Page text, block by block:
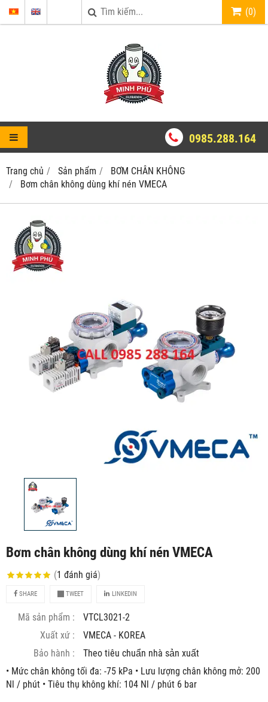
(0)
0985.288.164
Trang chủ Sản phẩm
BƠM CHÂN KHÔNG
Bơm chân không dùng khí nén VMECA
Bơm chân không dùng khí nén VMECA
(1 đánh giá)
SHARE TWEET LINKEDIN
Mã sản phẩm :
VTCL3021-2
Xuất xứ :
VMECA - KOREA
Bảo hành :
Theo tiêu chuẩn nhà sản xuất
• Mức chân không tối đa: -75 kPa • Lưu lượng chân không mở: 200
Nl / phút • Tiêu thụ không khí: 104 Nl / phút 6 bar